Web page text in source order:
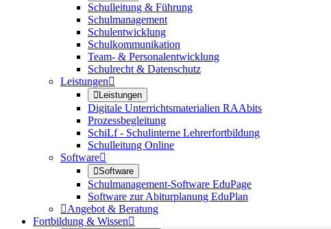
Schulleitung & Führung
Schulmanagement
Schulentwicklung
Schulkommunikation
Team- & Personalentwicklung
Schulrecht & Datenschutz
Leistungen
Leistungen
Digitale Unterrichtsmaterialien RAAbits
Prozessbegleitung
SchiLf - Schulinterne Lehrerfortbildung
Schulleitung Online
Software
Software
Schulmanagement-Software EduPage
Software zur Abiturplanung EduPlan
Angebot & Beratung
Fortbildung & Wissen